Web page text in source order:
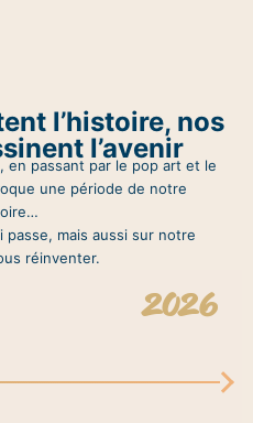
l’histoire, nos
l’avenir
en passant par le pop art et le
une période de notre
mais aussi sur notre
réinventer.
2026